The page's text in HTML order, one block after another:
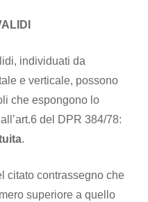
individuati da
e verticale, possono
che espongono lo
del DPR 384/78:
.
citato contrassegno che
superiore a quello